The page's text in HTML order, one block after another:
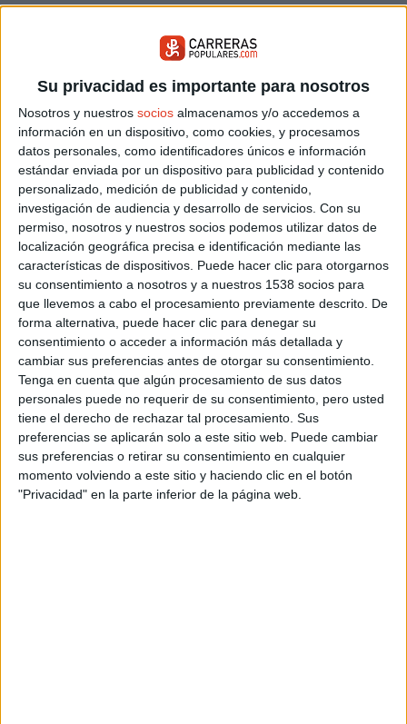
Su privacidad es importante para nosotros
Nosotros y nuestros socios almacenamos y/o accedemos a
información en un dispositivo, como cookies, y procesamos
datos personales, como identificadores únicos e información
estándar enviada por un dispositivo para publicidad y contenido
personalizado, medición de publicidad y contenido,
investigación de audiencia y desarrollo de servicios. Con su
permiso, nosotros y nuestros socios podemos utilizar datos de
localización geográfica precisa e identificación mediante las
características de dispositivos. Puede hacer clic para otorgarnos
su consentimiento a nosotros y a nuestros 1538 socios para
que llevemos a cabo el procesamiento previamente descrito. De
forma alternativa, puede hacer clic para denegar su
consentimiento o acceder a información más detallada y
cambiar sus preferencias antes de otorgar su consentimiento.
Tenga en cuenta que algún procesamiento de sus datos
personales puede no requerir de su consentimiento, pero usted
tiene el derecho de rechazar tal procesamiento. Sus
preferencias se aplicarán solo a este sitio web. Puede cambiar
sus preferencias o retirar su consentimiento en cualquier
momento volviendo a este sitio y haciendo clic en el botón
"Privacidad" en la parte inferior de la página web.
esos 10 maratones disputados, incluyendo tres veces el
con el #breaking2, del cual no hemos vuelto a saber nada y
es posible que el tiempo de Kipchoge en Monza quede
para la historia como un hito de la humanidad.
Pero de Kipchoge también mola que le hemos visto correr
aquí cerca. Sigue teniendo elrécord de la San Silvestre
Vallecana desde 2006 con 26:54y también le hemos visto
pulverizar el cronoen la Mitja de Barcelona 2013, con
1h00’04”. Cuando tus ídolos han pasado tan cerca y han
dejado su huella en carreras en las que tú también has
participado, la conexión con ellos es mucho mayor.
Queda por ver si aún tiene un conejo en la chistera. Si es
capaz de conseguir bajar elrécord del mundo de maratón
en ruta, aún en posesión de ese fogonazo llamado Kimetto.
Pero en realidad, aunque a sus seguidores nos alegraría
mucho, sabemos que no necesita récords del mundo para
conquistar nuestros corazones.
SOBRE EL AUTOR
Chema Martínez Pastor
Corredor Popular